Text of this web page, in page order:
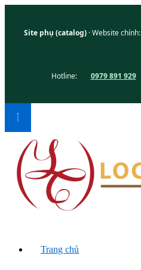
Site phụ (catalog)· Website chính:
Hotline: 0979 891 929
Trang chủ